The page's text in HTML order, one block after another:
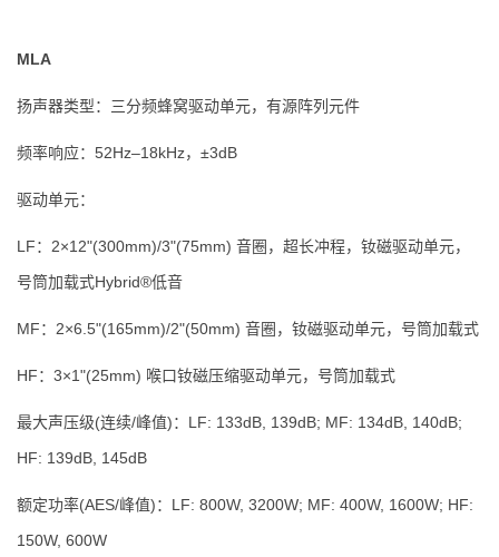
MLA
扬声器类型：三分频蜂窝驱动单元，有源阵列元件
频率响应：52Hz–18kHz，±3dB
驱动单元：
LF：2×12"(300mm)/3"(75mm) 音圈，超长冲程，钕磁驱动单元，
号筒加载式Hybrid®低音
MF：2×6.5"(165mm)/2"(50mm) 音圈，钕磁驱动单元，号筒加载式
HF：3×1"(25mm) 喉口钕磁压缩驱动单元，号筒加载式
最大声压级(连续/峰值)：LF: 133dB, 139dB; MF: 134dB, 140dB;
HF: 139dB, 145dB
额定功率(AES/峰值)：LF: 800W, 3200W; MF: 400W, 1600W; HF:
150W, 600W